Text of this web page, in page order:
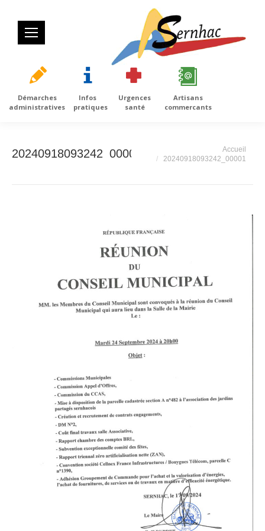
Démarches
administratives
Infos
pratiques
Urgences
santé
Artisans
commercants
20240918093242_00001
Accueil
20240918093242_00001